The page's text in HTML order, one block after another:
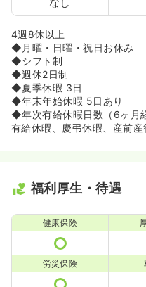
4週8休以上
◆月曜・日曜・祝日お休み
◆シフト制
◆週休2日制
◆夏季休暇 3日
◆年末年始休暇 5日あり
◆年次有給休暇日数（6ヶ月
有給休暇、慶弔休暇、産前
福利厚生・待遇
健康保険
労災保険